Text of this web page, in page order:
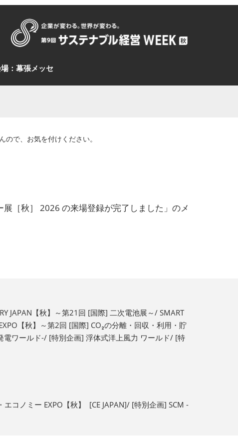
：幕張メッセ
で、お気を付けください。
［秋］ 2026 の来場登録が完了しました」のメ
JAPAN【秋】～第21回 [国際] 二次電池展～/ SMART
【秋】～第2回 [国際] CO₂の分離・回収・利用・貯
電ワールド-/ [特別企画] 浮体式洋上風力 ワールド/ [特
コノミー EXPO【秋】 [CE JAPAN]/ [特別企画] SCM -